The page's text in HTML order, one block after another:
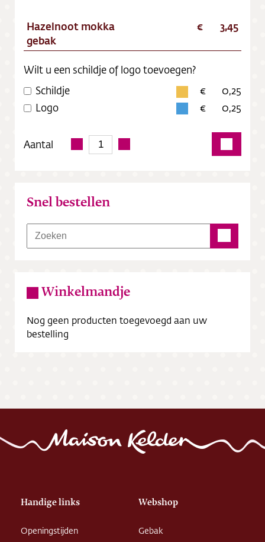
Hazelnoot mokka
gebak
3,45
Wilt u een schildje of logo toevoegen?
Schildje
0,25
Logo
0,25
Aantal
Snel bestellen
Winkelmandje
Nog geen producten toegevoegd aan uw
bestelling
Handige links
Openingstijden
Webshop
Gebak